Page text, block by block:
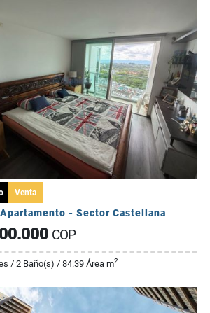
Venta
- Sector Castellana
COP
/ 2 Baño(s) / 84.39 Área m2